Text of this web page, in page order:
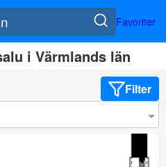
Favoriter
i Värmlands län
Filter